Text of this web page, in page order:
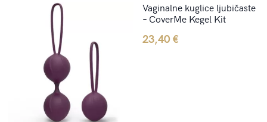
Vaginalne kuglice ljubičaste
– CoverMe Kegel Kit
23,40€